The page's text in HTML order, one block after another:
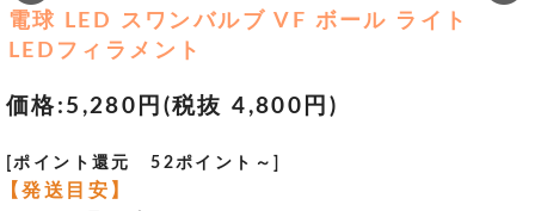
電球 LED スワンバルブ VF ボール ライト
LEDフィラメント
価格: 5,280円 (税抜 4,800円)
[ポイント還元 52ポイント～]
【発送目安】